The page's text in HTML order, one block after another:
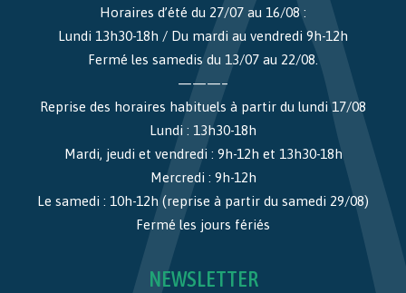
Horaires d’été du 27/07 au 16/08 :
Lundi 13h30-18h / Du mardi au vendredi 9h-12h
Fermé les samedis du 13/07 au 22/08.
———–
Reprise des horaires habituels à partir du lundi 17/08
Lundi : 13h30-18h
Mardi, jeudi et vendredi : 9h-12h et 13h30-18h
Mercredi : 9h-12h
Le samedi : 10h-12h (reprise à partir du samedi 29/08)
Fermé les jours fériés
NEWSLETTER